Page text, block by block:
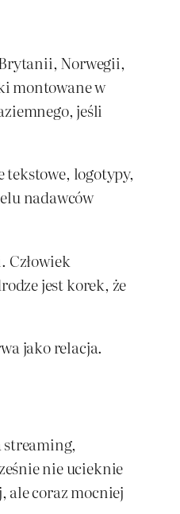
Norwegii,
montowane w
jeśli
logotypy,
nadawców
Człowiek
jest korek, że
jako relacja.
nie ucieknie
ale coraz mocniej